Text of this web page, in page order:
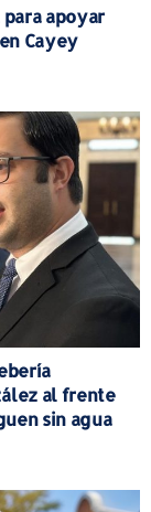
apoyar
Cayey
al frente
sin agua